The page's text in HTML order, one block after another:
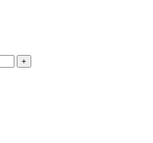
+